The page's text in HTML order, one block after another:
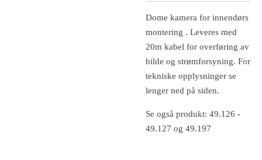
Dome kamera for innendørs
montering . Leveres med
20m kabel for overføring av
bilde og strømforsyning. For
tekniske opplysninger se
lenger ned på siden.
Se også produkt: 49.126 -
49.127 og 49.197